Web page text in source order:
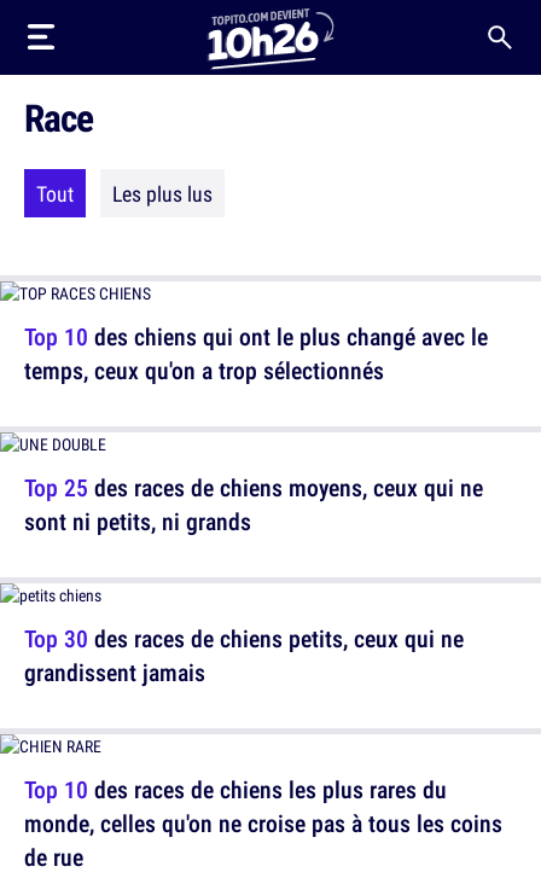
Race
Tout Les plus lus
Top 10 des chiens qui ont le plus changé avec le
temps, ceux qu'on a trop sélectionnés
Top 25 des races de chiens moyens, ceux qui ne
sont ni petits, ni grands
Top 10 des races de chiens les plus rares du
monde, celles qu'on ne croise pas à tous les coins
de rue
Top 30 des races de chiens petits, ceux qui ne
grandissent jamais